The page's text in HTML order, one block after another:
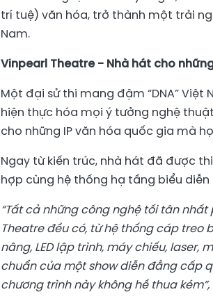
trí tuệ) văn hóa, trở thành một trải
Nam.
Vinpearl Theatre - Nhà hát cho
Một đại sử thi mang đậm “DNA”
hiện thực hóa mọi ý tưởng nghệ
cho những IP văn hóa quốc gia mà
Ngay từ kiến trúc, nhà hát đã được
hợp cùng hệ thống hạ tầng biểu
“Tất cả những công nghệ tối tân
Theatre đều có, từ hệ thống cáp treo
nâng, LED lập trình, máy chiếu, laser,
chuẩn của một show diễn đẳng cấp
chương trình này không hề thua kém